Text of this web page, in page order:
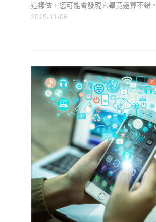
這樣做，您可能會發現它畢竟還算不錯。
2019-11-06